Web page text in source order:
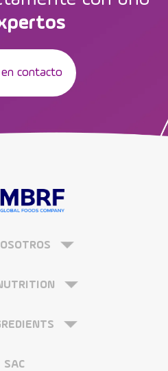
contacto
SAC